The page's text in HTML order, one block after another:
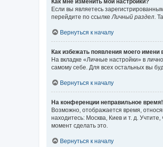
Если вы являетесь
перейдите по ссылке Личный раздел .
Вернуться к началу
Как избежать появления моего имени
На вкладке «Личные настройки» в
самому себе. Для всех остальных вы
Вернуться к началу
На конференции неправильное время!
Возможно, отображается время,
находитесь: Москва, Киев и т. д.
момент сделать это.
Вернуться к началу